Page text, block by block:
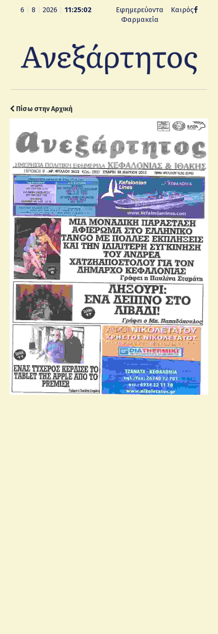
6 8 2026 11:25:03
Εφημερεύοντα
Φαρμακεία
Καιρός
Πίσω στην Αρχική